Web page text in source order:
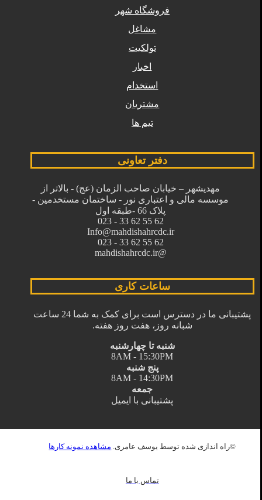
فروشگاه شهر
مشاغل
تولکیت
اخبار
استخدام
مشتریان
تیم ها
دفتر تعاونی
مهدیشهر – خیابان صاحب الزمان (عج) - بالاتر از
موسسه مالی و اعتباری نور - ساختمان مستخدمین -
پلاک 66 -طبقه اول
62 55 62 33 - 023
Info@mahdishahrcdc.ir
62 55 62 33 - 023
@mahdishahrcdc.ir
ساعات کاری
پشتیبانی ما در دسترس است برای کمک به شما 24 ساعت
شبانه روز، هفت روز هفته.
شنبه تا چهارشنبه
8AM - 15:30PM
پنج شنبه
8AM - 14:30PM
جمعه
پشتیبانی با ایمیل
©راه اندازی شده توسط یوسف عامری. مشاهده نمونه کارها
تماس با ما